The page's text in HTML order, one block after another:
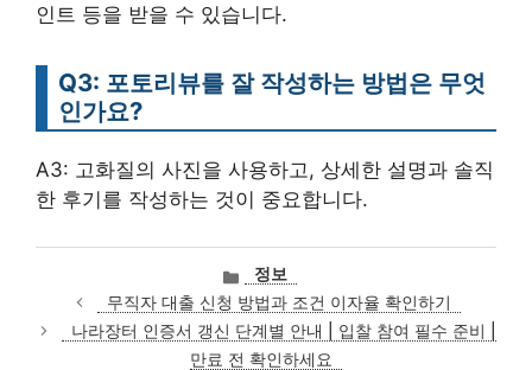
인트 등을 받을 수 있습니다.
Q3: 포토리뷰를 잘 작성하는 방법은 무엇
인가요?
A3: 고화질의 사진을 사용하고, 상세한 설명과 솔직
한 후기를 작성하는 것이 중요합니다.
카
테
고
리
정보
무직자 대출 신청 방법과 조건 이자율 확인하기
나라장터 인증서 갱신 단계별 안내 | 입찰 참여 필수 준비 |
만료 전 확인하세요